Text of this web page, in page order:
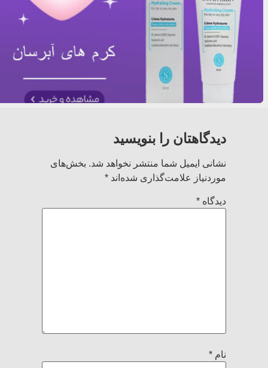
دیدگاهتان را بنویسید
نشانی ایمیل شما منتشر نخواهد شد. بخش‌های
موردنیاز علامت‌گذاری شده‌اند *
دیدگاه*
نام*